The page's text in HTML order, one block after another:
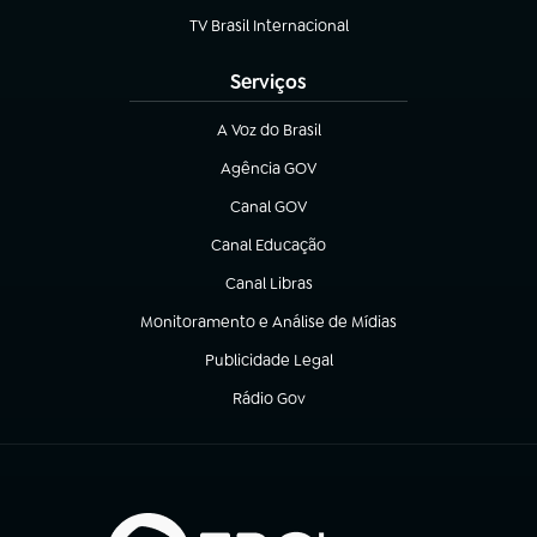
TV Brasil Internacional
(abre em nova aba)
Serviços
A Voz do Brasil
(abre em nova aba)
Agência GOV
(abre em nova aba)
Canal GOV
(abre em nova aba)
Canal Educação
(abre em nova aba)
Canal Libras
(abre em nova aba)
Monitoramento e Análise de Mídias
(abre em nova aba)
Publicidade Legal
(abre em nova aba)
Rádio Gov
(abre em nova aba)